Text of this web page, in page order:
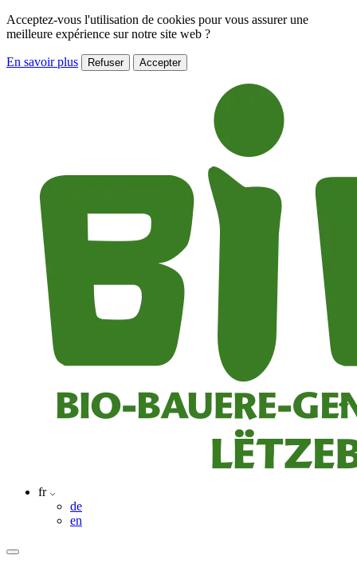
Acceptez-vous l'utilisation de cookies pour vous assurer une
meilleure expérience sur notre site web ?
En savoir plus Refuser Accepter
fr
de
en